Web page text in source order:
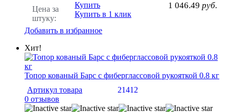
Цена за
штуку:
1 046.49 руб.
Купить
Купить в 1 клик
Добавить в избранное
Хит!
Топор кованый Барс с фиберглассовой рукояткой 0.8 кг
Артикул товара
21412
0 отзывов